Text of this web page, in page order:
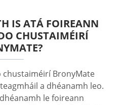
IS ATÁ FOIREANN
CHUSTAIMÉIRÍ
BronyMate
a dhéanamh leo.
le foireann